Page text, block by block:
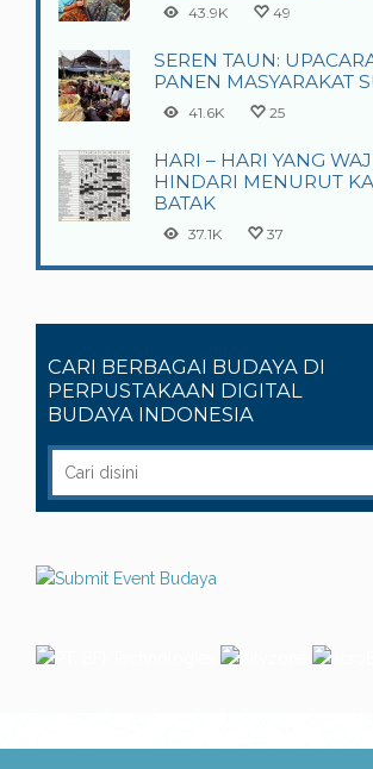
43.9K 49
SEREN TAUN:
PANEN MASYARAKAT
41.6K 25
HARI – HARI YANG
HINDARI MENURUT
BATAK
37.1K 37
CARI BERBAGAI BUDAYA DI
PERPUSTAKAAN DIGITAL
BUDAYA INDONESIA